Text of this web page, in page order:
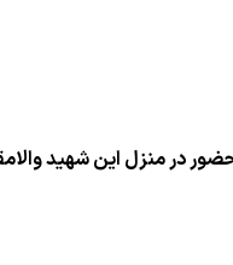
در منزل این شهید